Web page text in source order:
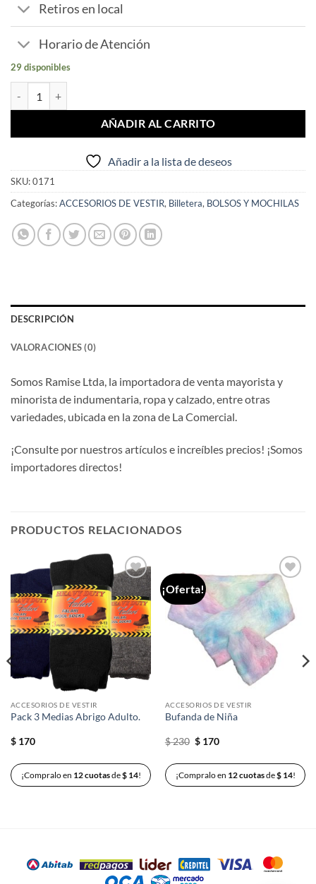
Retiros en local
Horario de Atención
29 disponibles
AÑADIR AL CARRITO
Añadir a la lista de deseos
SKU:0171
Categorías:ACCESORIOS DE VESTIR, Billetera, BOLSOS Y MOCHILAS
DESCRIPCIÓN
VALORACIONES (0)
Somos Ramise Ltda, la importadora de venta mayorista y
minorista de indumentaria, ropa y calzado, entre otras
variedades, ubicada en la zona de La Comercial.
¡Consulte por nuestros artículos e increíbles precios! ¡Somos
importadores directos!
PRODUCTOS RELACIONADOS
Añadir
a la
lista de
deseos
ACCESORIOS DE VESTIR
Pack 3 Medias Abrigo Adulto.
$170
¡Compralo en 12 cuotasde$14!
¡Oferta!
Añadir
a la
lista de
deseos
ACCESORIOS DE VESTIR
Bufanda de Niña
$230 El
$ 230.
$170El
$ 170.
¡Compralo en 12 cuotasde$14!